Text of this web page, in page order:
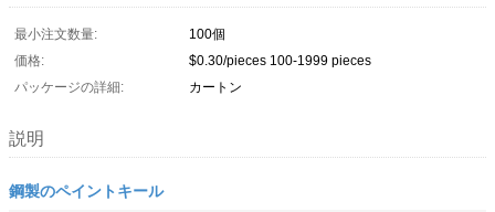
最小注文数量:
100個
価格:
$0.30/pieces 100-1999 pieces
パッケージの詳細:
カートン
説明
鋼製のペイントキール